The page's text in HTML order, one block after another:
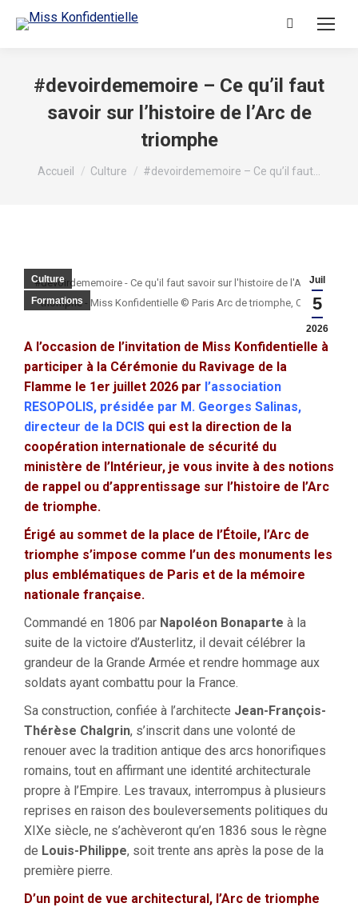
#devoirdememoire – Ce qu’il faut
savoir sur l’histoire de l’Arc de
triomphe
Vous êtes ici :
Accueil Culture #devoirdememoire – Ce qu’il faut…
Juil
5
2026
Culture
Formations
#devoirdememoire - Ce qu'il faut savoir sur l'histoire de l'Arc de
triomphe - Miss Konfidentielle © Paris Arc de triomphe, CMN
A l’occasion de l’invitation de Miss Konfidentielle à
participer à la Cérémonie du Ravivage de la
Flamme le 1er juillet 2026 par l’association
RESOPOLIS, présidée par M. Georges Salinas,
directeur de la DCIS qui est la direction de la
coopération internationale de sécurité du
ministère de l’Intérieur, je vous invite à des notions
de rappel ou d’apprentissage sur l’histoire de l’Arc
de triomphe.
Érigé au sommet de la place de l’Étoile, l’Arc de
triomphe s’impose comme l’un des monuments les
plus emblématiques de Paris et de la mémoire
nationale française.
Commandé en 1806 par Napoléon Bonaparte à la
suite de la victoire d’Austerlitz, il devait célébrer la
grandeur de la Grande Armée et rendre hommage aux
soldats ayant combattu pour la France.
Sa construction, confiée à l’architecte Jean-François-
Thérèse Chalgrin, s’inscrit dans une volonté de
renouer avec la tradition antique des arcs honorifiques
romains, tout en affirmant une identité architecturale
propre à l’Empire. Les travaux, interrompus à plusieurs
reprises en raison des bouleversements politiques du
XIXe siècle, ne s’achèveront qu’en 1836 sous le règne
de Louis-Philippe, soit trente ans après la pose de la
première pierre.
D’un point de vue architectural, l’Arc de triomphe